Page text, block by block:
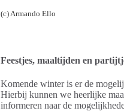
(c) Armando Ello
Feestjes, maaltijden en
Komende winter is er de
Hierbij kunnen we heerlijke
informeren naar de